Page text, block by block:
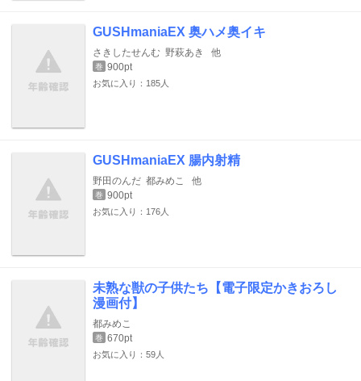
GUSHmaniaEX 奥ハメ奥イキ
さきしたせんむ 野萩あき 他
巻 900pt
お気に入り：185人
GUSHmaniaEX 腸内射精
野田のんだ 都みめこ 他
巻 900pt
お気に入り：176人
未熟な獣の子供たち【電子限定かきおろし
漫画付】
都みめこ
巻 670pt
お気に入り：59人